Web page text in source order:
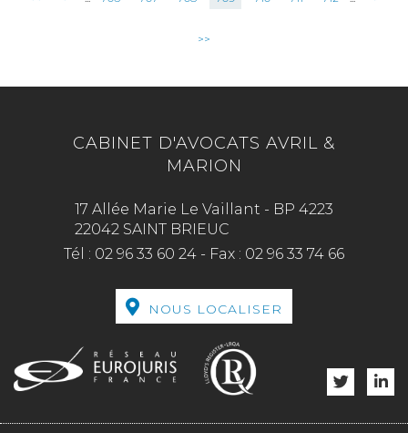
>>
CABINET D'AVOCATS AVRIL &
MARION
17 Allée Marie Le Vaillant - BP 4223
22042 SAINT BRIEUC
Tél : 02 96 33 60 24 - Fax : 02 96 33 74 66
NOUS LOCALISER